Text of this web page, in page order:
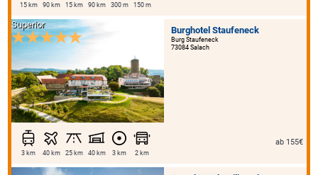
15 km 90 km 15 km 90 km 300 m 150 m
Burghotel Staufeneck
Burg Staufeneck
73084 Salach
Superior
3 km 40 km 25 km 40 km 3 km 2 km
ab 155€